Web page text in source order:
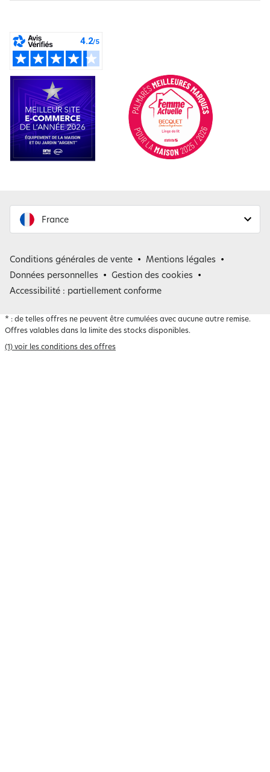
France
Belgique
Conditions générales de vente
Mentions légales
Données personnelles
Gestion des cookies
Accessibilité : partiellement conforme
* : de telles offres ne peuvent être cumulées avec aucune autre remise.
Offres valables dans la limite des stocks disponibles.
(1) voir les conditions des offres